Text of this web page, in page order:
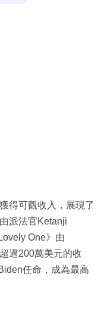
得可觀收入，展現了
派法官Ketanji
One》由
過200萬美元的收
任命，成為最高